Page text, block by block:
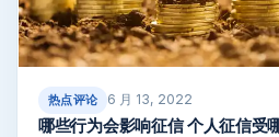
热点评论 6 月 13, 2022
哪些行为会影响征信 个人征信受